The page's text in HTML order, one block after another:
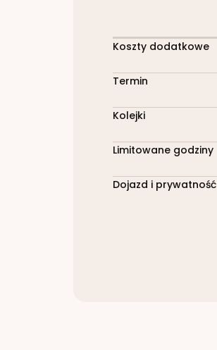
Koszty dodatkowe
Termin
Kolejki
Limitowane godziny
Dojazd i prywatność